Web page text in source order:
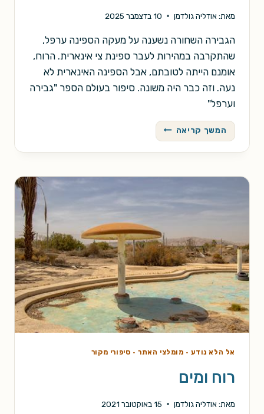
מאת: אודליה גולדמן 10 בדצמבר 2025
הגבירה השחורה נשענה על מעקה הספינה ערפל,
שהתקרבה במהירות לעבר ספינת צי אינארית. הרוח,
אומנם הייתה לטובתם, אבל הספינה האינארית לא
נעה. וזה כבר היה משונה. סיפור בעולם הספר "גבירה
וערפל"
המשך קריאה זהב
וערפל
אל הלא נודע· מומלצי האתר· סיפורי מקור
רוח ומים
מאת: אודליה גולדמן 15 באוקטובר 2021